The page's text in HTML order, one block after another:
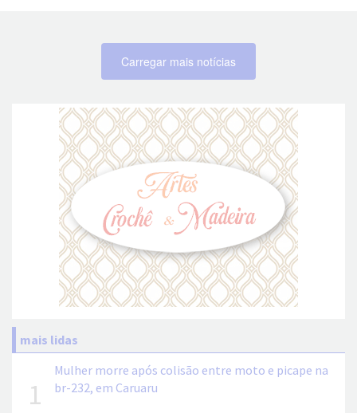
Carregar mais notícias
mais lidas
1
Mulher morre após colisão entre moto e picape na
br-232, em Caruaru